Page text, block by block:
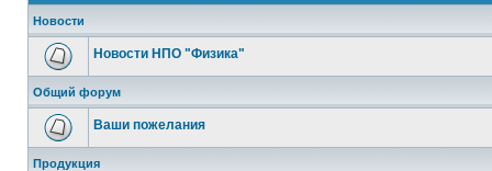
Новости
Новости НПО "Физика"
Общий форум
Ваши пожелания
Продукция